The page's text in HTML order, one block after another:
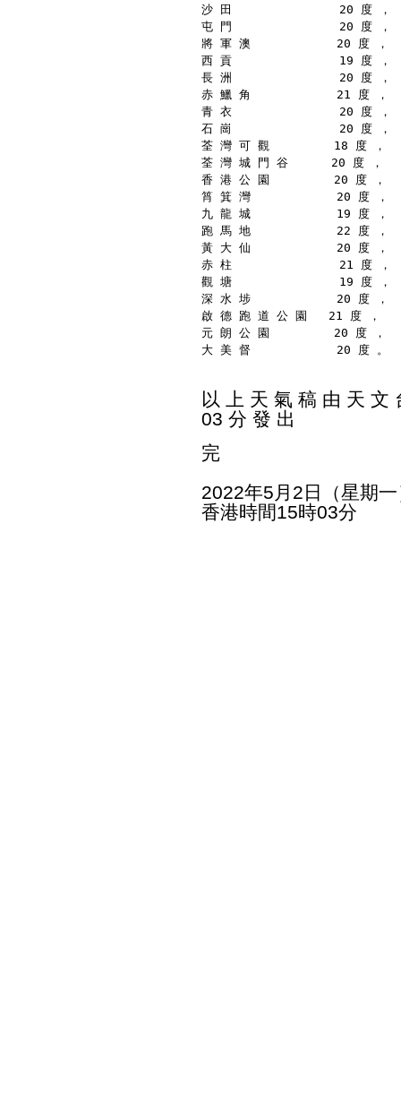
沙 田               20 度 ，
屯 門               20 度 ，
將 軍 澳            20 度 ，
西 貢               19 度 ，
長 洲               20 度 ，
赤 鱲 角            21 度 ，
青 衣               20 度 ，
石 崗               20 度 ，
荃 灣 可 觀         18 度 ，
荃 灣 城 門 谷      20 度 ，
香 港 公 園         20 度 ，
筲 箕 灣            20 度 ，
九 龍 城            19 度 ，
跑 馬 地            22 度 ，
黃 大 仙            20 度 ，
赤 柱               21 度 ，
觀 塘               19 度 ，
深 水 埗            20 度 ，
啟 德 跑 道 公 園   21 度 ，
元 朗 公 園         20 度 ，
大 美 督            20 度 。
以 上 天 氣 稿 由 天 文
03 分 發 出
完
2022年5月2日（星期
香港時間15時03分